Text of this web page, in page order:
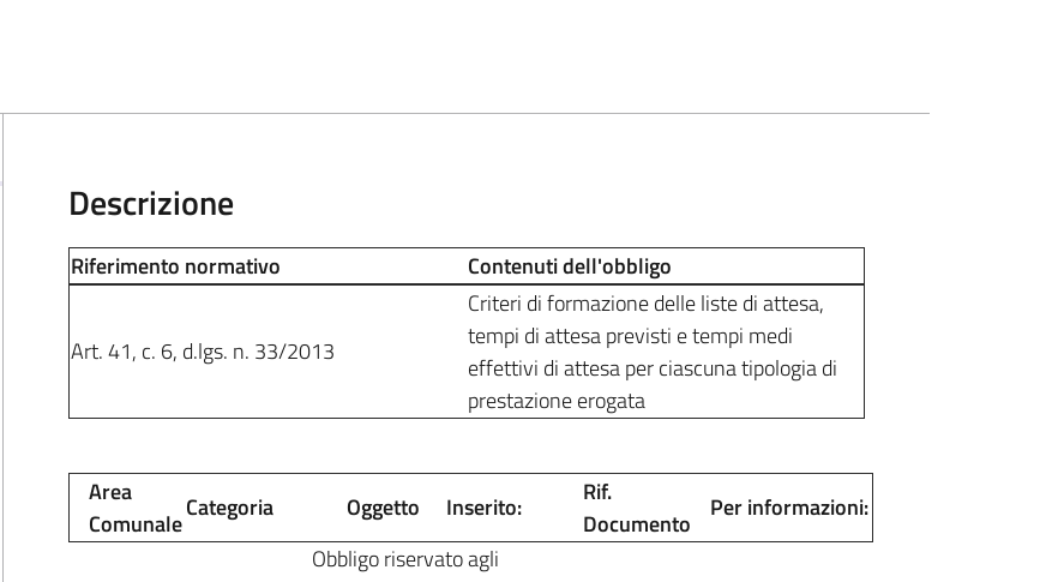
Descrizione
Riferimento normativo Contenuti dell'obbligo
Art. 41, c. 6, d.lgs. n. 33/2013
Criteri di formazione delle liste di attesa,
tempi di attesa previsti e tempi medi
effettivi di attesa per ciascuna tipologia di
prestazione erogata
Area
Comunale
Categoria Oggetto Inserito:
Rif.
Documento
Per informazioni:
Obbligo riservato agli